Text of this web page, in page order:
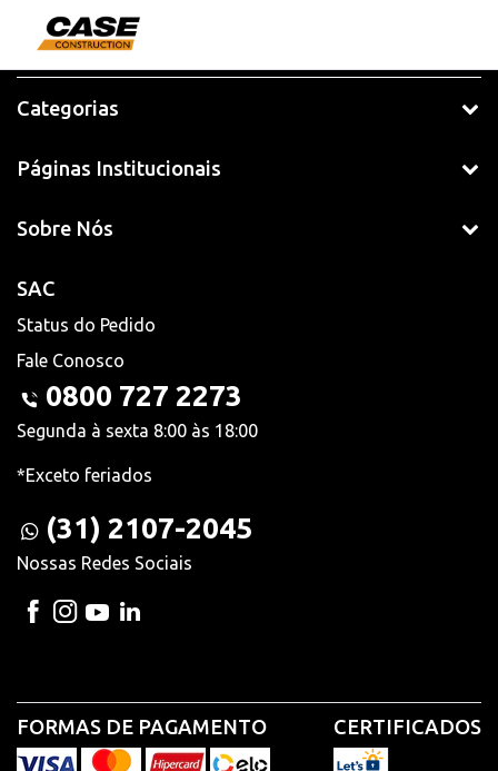
Categorias
Páginas Institucionais
Sobre Nós
SAC
Status do Pedido
Fale Conosco
0800 727 2273
Segunda à sexta 8:00 às 18:00
*Exceto feriados
(31) 2107-2045
Nossas Redes Sociais
FORMAS DE PAGAMENTO CERTIFICADOS